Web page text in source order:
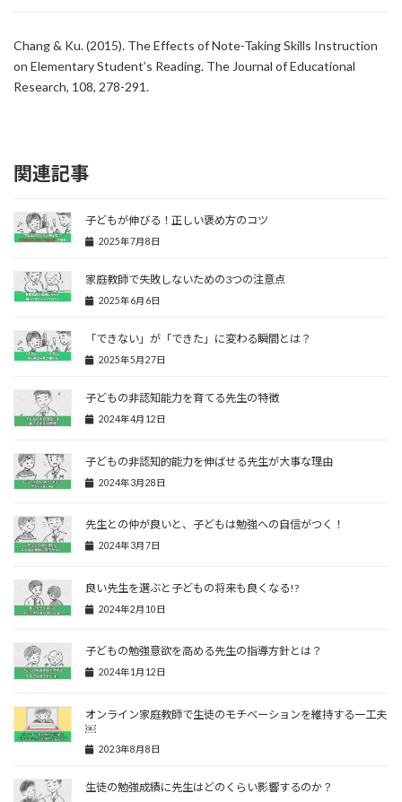
Chang & Ku. (2015). The Effects of Note-Taking Skills Instruction
on Elementary Student’s Reading. The Journal of Educational
Research, 108, 278-291.
関連記事
子どもが伸びる！正しい褒め方のコツ
2025年7月8日
家庭教師で失敗しないための3つの注意点
2025年6月6日
「できない」が「できた」に変わる瞬間とは？
2025年5月27日
子どもの非認知能力を育てる先生の特徴
2024年4月12日
子どもの非認知的能力を伸ばせる先生が大事な理由
2024年3月28日
先生との仲が良いと、子どもは勉強への自信がつく！
2024年3月7日
良い先生を選ぶと子どもの将来も良くなる!?
2024年2月10日
子どもの勉強意欲を高める先生の指導方針とは？
2024年1月12日
オンライン家庭教師で生徒のモチベーションを維持する一工夫
￼
2023年8月8日
生徒の勉強成績に先生はどのくらい影響するのか？